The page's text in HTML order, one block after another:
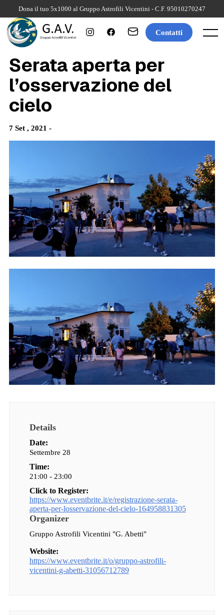
content
Dona il tuo 5x1000 al Gruppo Astrofili Vicentini - C.F. 95010270247
Menu
Contatti
Serata aperta per
l’osservazione del
cielo
7 Set , 2021 -
Details
Date:
Settembre 28
Time:
21:00 - 23:00
Click to Register:
https://www.eventbrite.it/e/registrazione-serata-
aperta-per-losservazione-del-cielo-164958831305
Organizer
Gruppo Astrofili Vicentini "G. Abetti"
Website:
https://www.eventbrite.it/o/gruppo-astrofili-
vicentini-g-abetti-31056712789